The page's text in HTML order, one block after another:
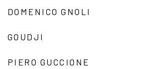
DOMENICO GNOLI
GOUDJI
PIERO GUCCIONE